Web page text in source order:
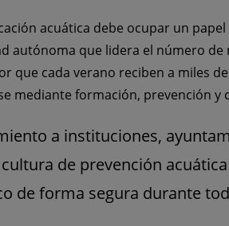
acuática debe ocupar un
autónoma que lidera el número
que cada verano reciben a miles
mediante formación, prevención
a instituciones,
de prevención
de forma segura durante